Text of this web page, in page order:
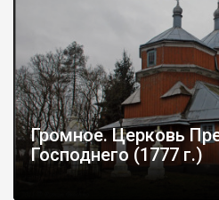
Громное. Церковь
Господнего (1777 г.)